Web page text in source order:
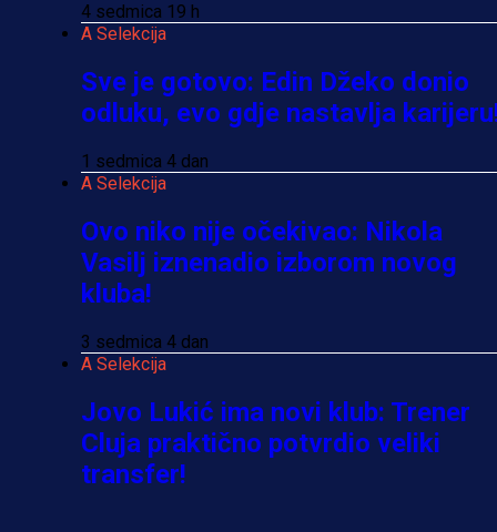
4 sedmica 19 h
A Selekcija
Sve je gotovo: Edin Džeko donio
odluku, evo gdje nastavlja
1 sedmica 4 dan
A Selekcija
Ovo niko nije očekivao: Nikola
Vasilj iznenadio izborom novog
kluba!
3 sedmica 4 dan
A Selekcija
Jovo Lukić ima novi klub: Trener
Cluja praktično potvrdio veliki
transfer!